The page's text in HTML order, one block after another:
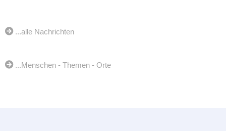
...alle Nachrichten
...Menschen - Themen - Orte